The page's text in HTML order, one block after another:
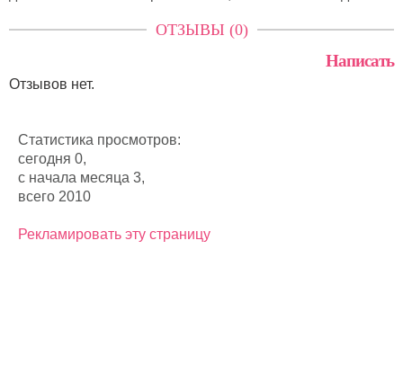
ОТЗЫВЫ (0)
Написать
Отзывов нет.
Статистика просмотров:
сегодня 0,
с начала месяца 3,
всего 2010
Рекламировать эту страницу